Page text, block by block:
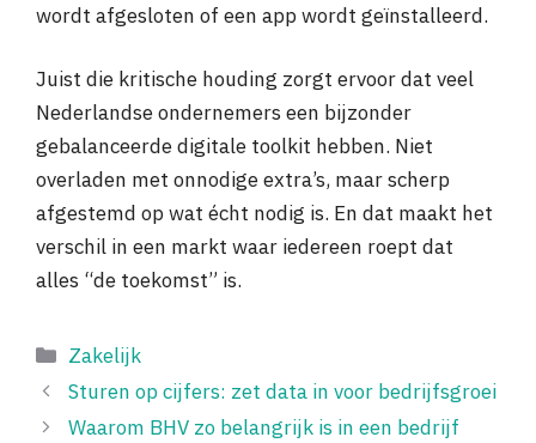
wordt afgesloten of een app wordt geïnstalleerd.
Juist die kritische houding zorgt ervoor dat veel
Nederlandse ondernemers een bijzonder
gebalanceerde digitale toolkit hebben. Niet
overladen met onnodige extra’s, maar scherp
afgestemd op wat écht nodig is. En dat maakt het
verschil in een markt waar iedereen roept dat
alles “de toekomst” is.
Categorieën
Zakelijk
Sturen op cijfers: zet data in voor bedrijfsgroei
Waarom BHV zo belangrijk is in een bedrijf